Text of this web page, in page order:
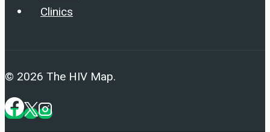
Clinics
© 2026 The HIV Map.